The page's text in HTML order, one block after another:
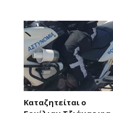
Καταζητείται ο